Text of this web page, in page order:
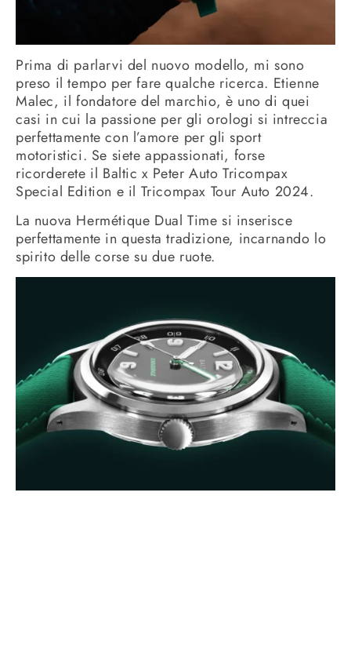
Prima di parlarvi del nuovo modello, mi sono
preso il tempo per fare qualche ricerca. Etienne
Malec, il fondatore del marchio, è uno di quei
casi in cui la passione per gli orologi si intreccia
perfettamente con l’amore per gli sport
motoristici. Se siete appassionati, forse
ricorderete il Baltic x Peter Auto Tricompax
Special Edition e il Tricompax Tour Auto 2024.
La nuova Hermétique Dual Time si inserisce
perfettamente in questa tradizione, incarnando lo
spirito delle corse su due ruote.